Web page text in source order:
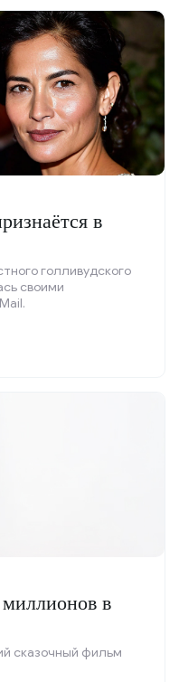
в
голливудского
своими
в
сказочный фильм